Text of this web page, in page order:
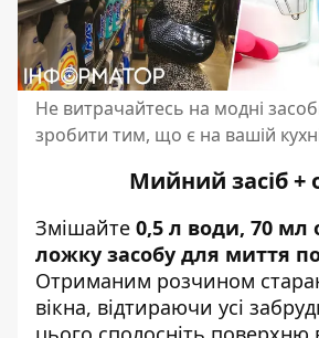
Не витрачайтесь на модні
зробити тим, що є на вашій
Мийний засіб +
Змішайте 0,5 л води, 70 мл
ложку засобу для миття
Отриманим розчином
вікна, відтираючи усі